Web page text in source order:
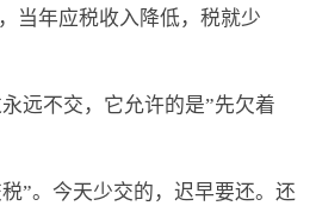
当年应税收入降低，税就少
远不交，它允许的是”先欠着
税”。今天少交的，迟早要还。还